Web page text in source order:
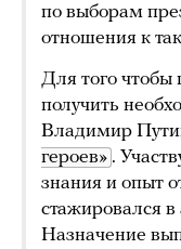
по выборам
отношения к
Для того
получить
Владимир
героев» .
знания и опыт
стажировался
Назначение